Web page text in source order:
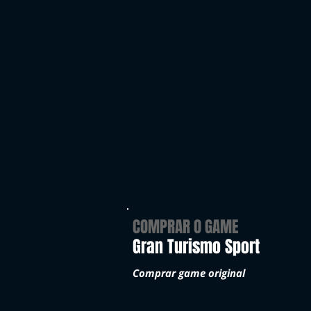
COMPRAR O GAME
Gran Turismo Sport
Comprar game original